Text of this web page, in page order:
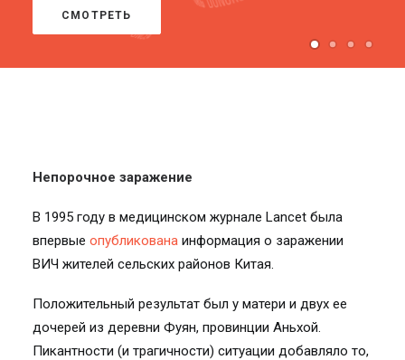
СМОТРЕТЬ
Непорочное заражение
В 1995 году в медицинском журнале Lancet была
впервые опубликована информация о заражении
ВИЧ жителей сельских районов Китая.
Положительный результат был у матери и двух ее
дочерей из деревни Фуян, провинции Аньхой.
Пикантности (и трагичности) ситуации добавляло то,